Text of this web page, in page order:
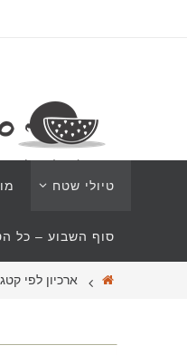
טיולי שטח
סוף השבוע – כל
ארכיון לפי